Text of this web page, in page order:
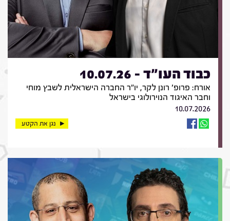
כבוד העו"ד - 10.07.26
אורח: פרופ' רונן לקר, יו"ר החברה הישראלית לשבץ מוחי
וחבר האיגוד הנוירולוגי בישראל
10.07.2026
נגן את הקטע